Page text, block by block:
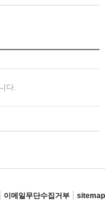
다.
이메일무단수집거부 sitemap